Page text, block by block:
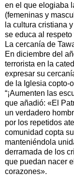
en el que elogiaba
(femeninas y
la cultura cristiana
se educa al
La cercanía de
En diciembre del
terrorista en la
expresar su
de la Iglesia copto-
“¡Aumenten las
que añadió: «El
un verdadero
por los repetidos
comunidad copta
manteniéndola
derramada de los
que puedan nacer
corazones».